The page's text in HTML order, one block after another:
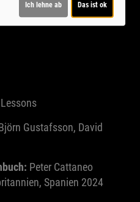
Gustafsson, David
Peter Cattaneo
Spanien 2024
Ich lehne ab Das ist ok